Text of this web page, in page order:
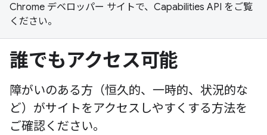
Chrome デベロッパー サイトで、Capabilities API をご覧
ください。
誰でもアクセス可能
障がいのある方（恒久的、一時的、状況的な
ど）がサイトをアクセスしやすくする方法を
ご確認ください。